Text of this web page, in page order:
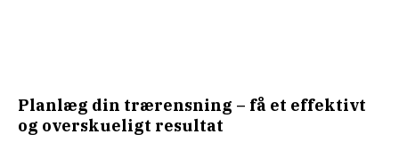
Planlæg din trærensning – få et effektivt
og overskueligt resultat